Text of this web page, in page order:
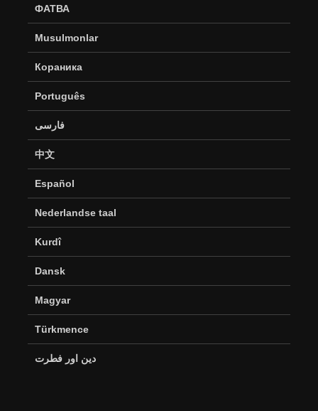
ФАТВА
Musulmonlar
Кораника
Português
فارسی
中文
Español
Nederlandse taal
Kurdî
Dansk
Magyar
Türkmence
دین اور فطرت